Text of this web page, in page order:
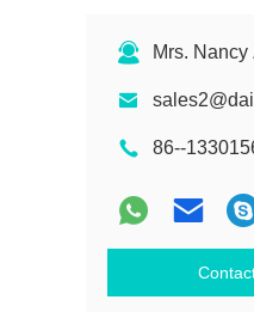
Mrs. Nancy
86--